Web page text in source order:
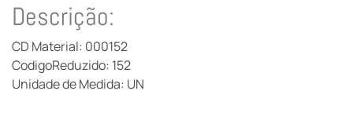
Descrição:
CD Material: 000152
CodigoReduzido: 152
Unidade de Medida: UN